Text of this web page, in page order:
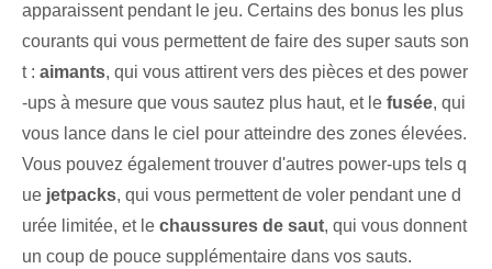
apparaissent pendant le jeu. Certains des bonus les plus
courants qui vous permettent de faire des super sauts son
t : aimants, qui vous attirent vers des pièces et des power
-ups à mesure que vous sautez plus haut, et le fusée, qui
vous lance⁤ dans le ciel pour atteindre des zones élevées.
Vous pouvez également trouver d'autres power-ups tels q
ue jetpacks, qui vous permettent de voler pendant une d
urée limitée, et le chaussures de saut, qui ‍vous donnent
un coup de pouce supplémentaire⁣ dans vos sauts.